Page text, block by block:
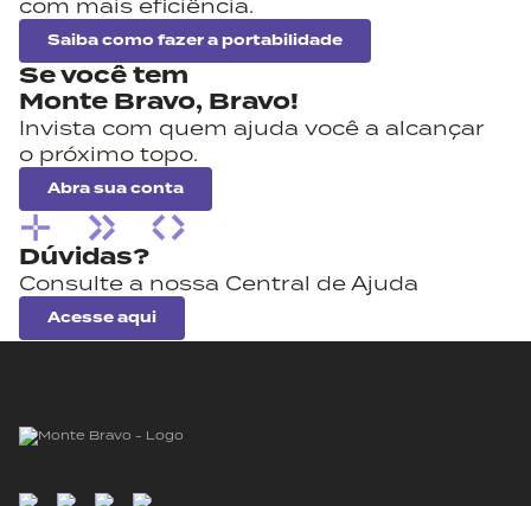
com mais eficiência.
Saiba como fazer a portabilidade
Se você tem
Monte Bravo, Bravo!
Invista com quem ajuda você a alcançar
o próximo topo.
Abra sua conta
Dúvidas?
Consulte a nossa Central de Ajuda
Acesse aqui